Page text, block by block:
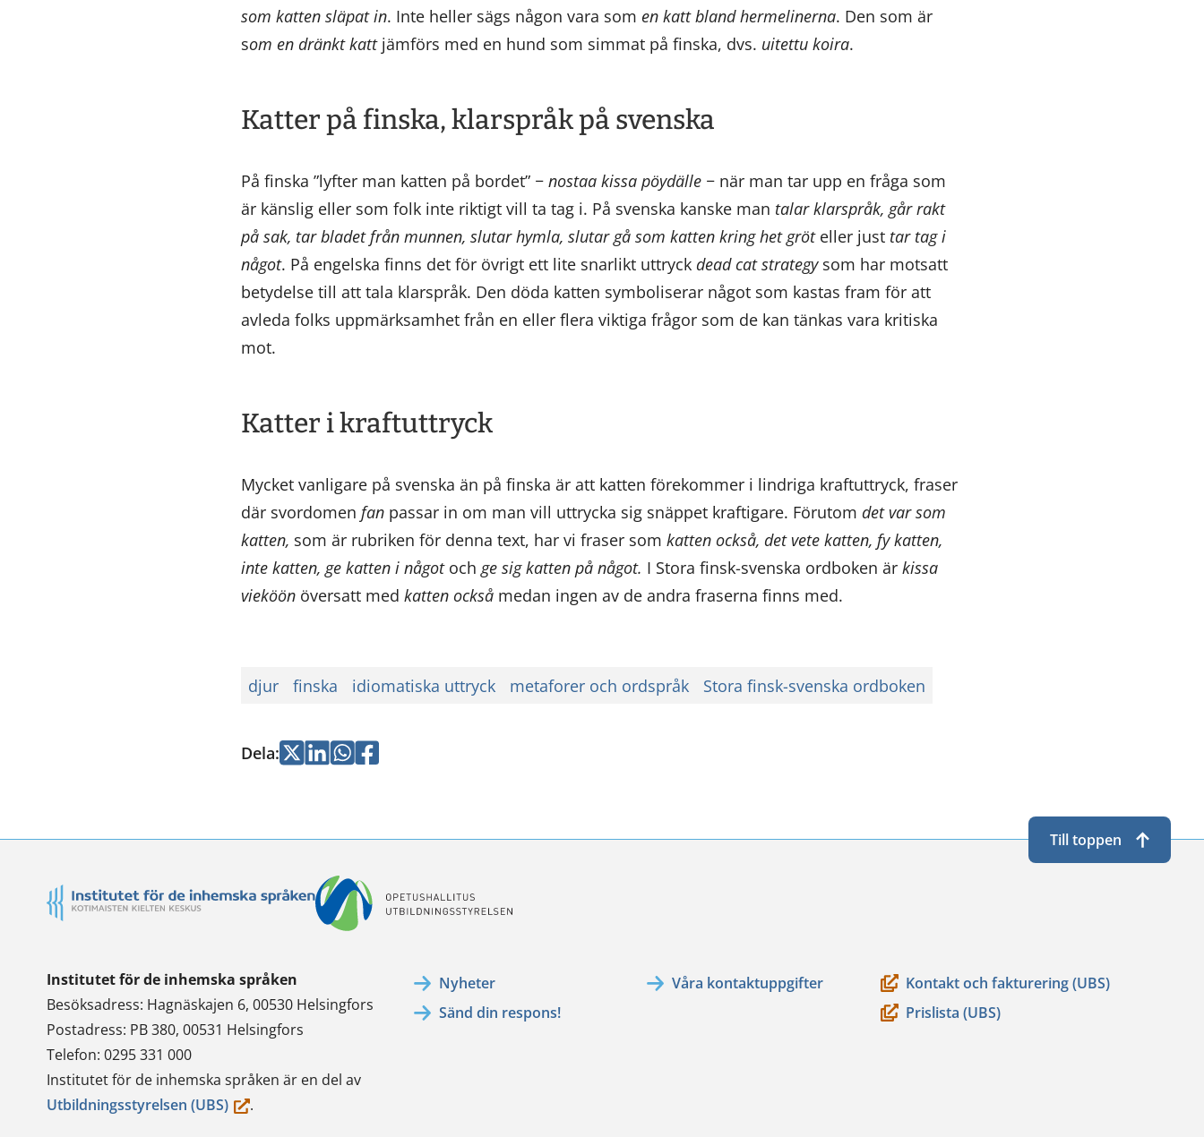
som katten släpat in. Inte heller sägs någon vara som en katt bland hermelinerna. Den som är
som en dränkt kattjämförs med en hund som simmat på finska, dvs. uitettu koira.
Katter på finska, klarspråk på svenska
På finska ”lyfter man katten på bordet” − nostaa kissa pöydälle− när man tar upp en fråga som
är känslig eller som folk inte riktigt vill ta tag i. På svenska kanske man talar klarspråk, går rakt
på sak, tar bladet från munnen, slutar hymla, slutar gå som katten kring het gröteller just tar tag i
något. På engelska finns det för övrigt ett lite snarlikt uttryck dead cat strategysom har motsatt
betydelse till att tala klarspråk. Den döda katten symboliserar något som kastas fram för att
avleda folks uppmärksamhet från en eller flera viktiga frågor som de kan tänkas vara kritiska
mot.
Katter i kraftuttryck
Mycket vanligare på svenska än på finska är att katten förekommer i lindriga kraftuttryck, fraser
där svordomen fan passar in om man vill uttrycka sig snäppet kraftigare. Förutom det var som
katten, som är rubriken för denna text, har vi fraser som katten också, det vete katten, fy katten,
inte katten, ge katten i något och ge sig katten på något. I Stora finsk-svenska ordboken är kissa
vieköönöversatt med katten ocksåmedan ingen av de andra fraserna finns med.
djur finska idiomatiska uttryck metaforer och ordspråk Stora finsk-svenska ordboken
Dela:Jaa Jaa Jaa Jaa
Institutet för de inhemska språken
Besöksadress: Hagnäskajen 6, 00530 Helsingfors
Postadress: PB 380, 00531 Helsingfors
Telefon: 0295 331 000
Institutet för de inhemska språken är en del av
Utbildningsstyrelsen (UBS)(du.
Nyheter
Sänd din respons!
Våra kontaktuppgifter
Kontakt och fakturering (UBS)
Prislista (UBS)
Till toppen